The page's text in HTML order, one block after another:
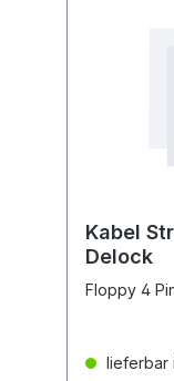
Kabel
Delock
Floppy 4
lieferbar